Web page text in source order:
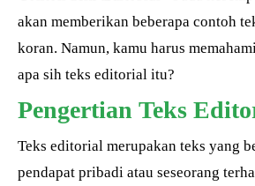
akan memberikan beberapa contoh
koran. Namun, kamu harus
apa sih teks editorial itu?
Pengertian Teks
Teks editorial merupakan teks yang
pendapat pribadi atau seseorang